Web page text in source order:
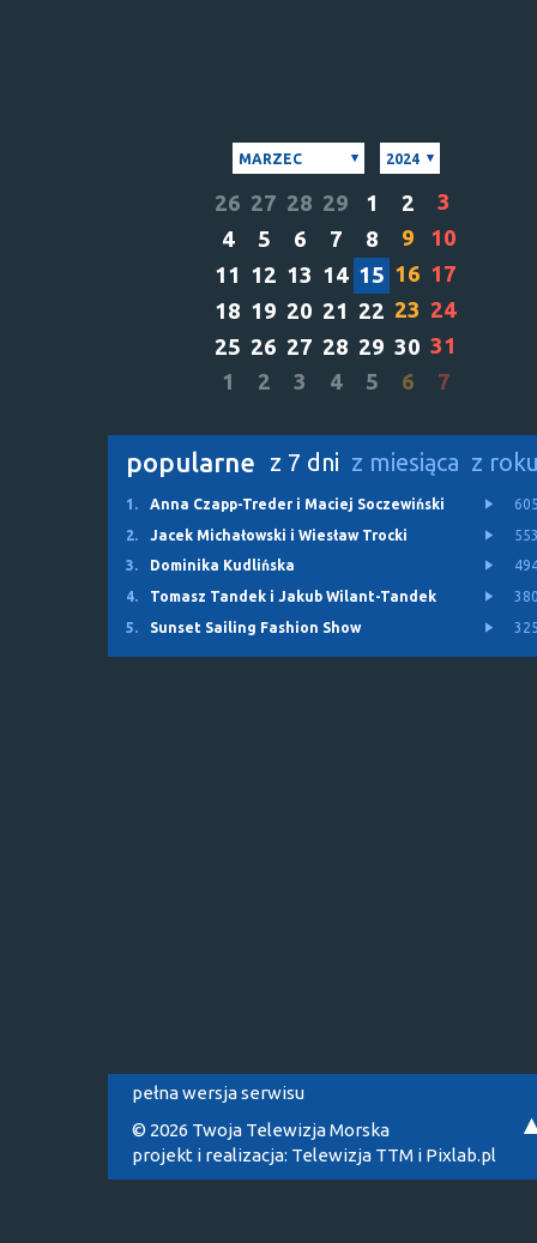
MARZEC 2024
26 27 28 29 1 2
3
4
5 6 7 8 9
10
11 12 13 14 15 16 17
18 19 20 21 22 23 24
25 26 27 28 29 30 31
1
2 3 4 5 6 7
popularne z 7 dni z miesiąca z
1. Anna Czapp-Treder i Maciej Soczewiński
2.
Jacek Michałowski i Wiesław Trocki
3.
Dominika Kudlińska
4.
Tomasz Tandek i Jakub Wilant-Tandek
5.
Sunset Sailing Fashion Show
pełna wersja serwisu
© 2026 Twoja Telewizja Morska
projekt i realizacja: Telewizja TTM i Pixlab.pl